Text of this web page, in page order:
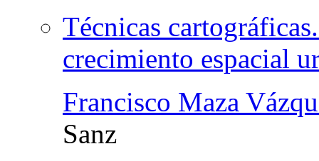
Técnicas
crecimiento espacial
Francisco Maza
Sanz